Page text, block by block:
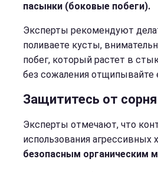
пасынки (боковые побеги).
Эксперты рекомендуют
поливаете кусты,
побег, который растет в
без сожаления отщипывайте
Защититесь от
Эксперты отмечают, что
использования агрессивных
безопасным органическим